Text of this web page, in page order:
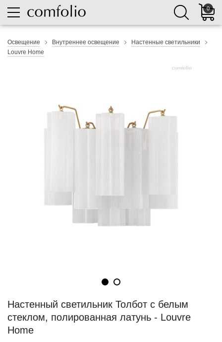
0
Освещение Внутреннее освещение
Настенные светильники
Louvre Home
Настенный светильник Толбот с белым
стеклом, полированная латунь - Louvre
Home